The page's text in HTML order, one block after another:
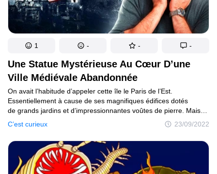
Une Statue Mystérieuse Au Cœur D’une
Ville Médiévale Abandonnée
C’est curieux 23/09/2022
On avait l’habitude d’appeler cette île le Paris de l’Est.
Essentiellement à cause de ses magnifiques édifices dotés
de grands jardins et d’impressionnantes voûtes de pierre. Mais
elle n’est plus aujourd’hui ce qu’elle était jadis — son architecture
est presque entièrement recouverte de racines d’arbres
et de vignes. L’île de Ross est un petit territoire de l’océan Indien.
Elle est située à l’est de la ville indienne de Port Blair. Bien
qu’initialement conçue comme une prison, l’île de Ross a fini par
devenir un lieu de villégiature luxueux pour l’élite locale. C’était
1 - - -